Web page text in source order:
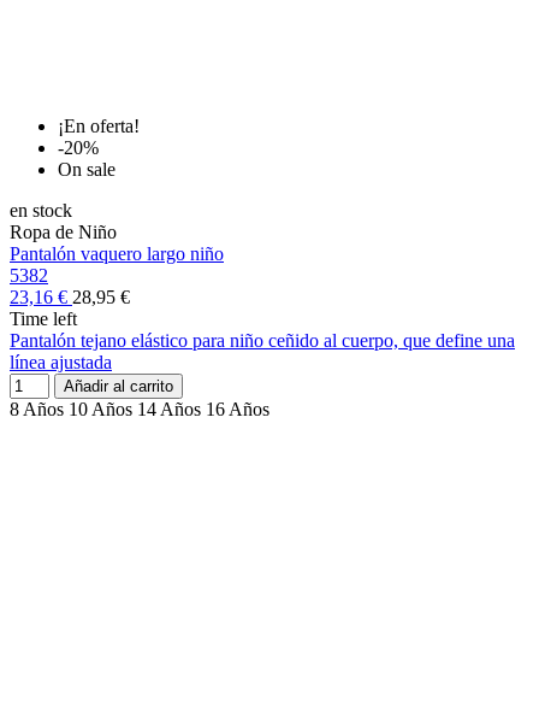
¡En oferta!
-20%
On sale
en stock
Ropa de Niño
Pantalón vaquero largo niño
5382
23,16 € 28,95 €
Time left
Pantalón tejano elástico para niño ceñido al cuerpo, que define una
línea ajustada
Añadir al carrito
8 Años 10 Años 14 Años 16 Años